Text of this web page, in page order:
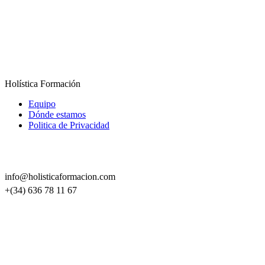
Holística Formación
Equipo
Dónde estamos
Politica de Privacidad
info@holisticaformacion.com
+(34) 636 78 11 67